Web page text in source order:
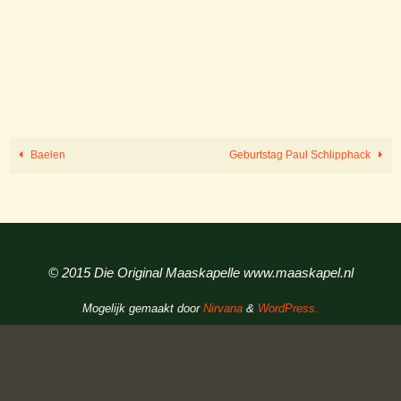
Baelen Geburtstag Paul Schlipphack
© 2015 Die Original Maaskapelle www.maaskapel.nl
Mogelijk gemaakt door Nirvana & WordPress.